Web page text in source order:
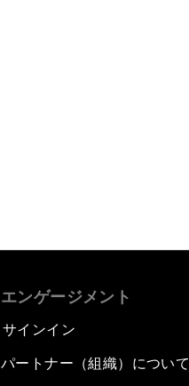
エンゲージメント
サインイン
パートナー（組織）について